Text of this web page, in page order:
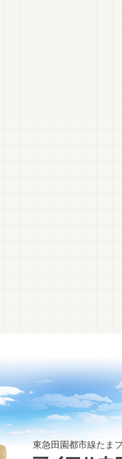
東急田園都市線たま